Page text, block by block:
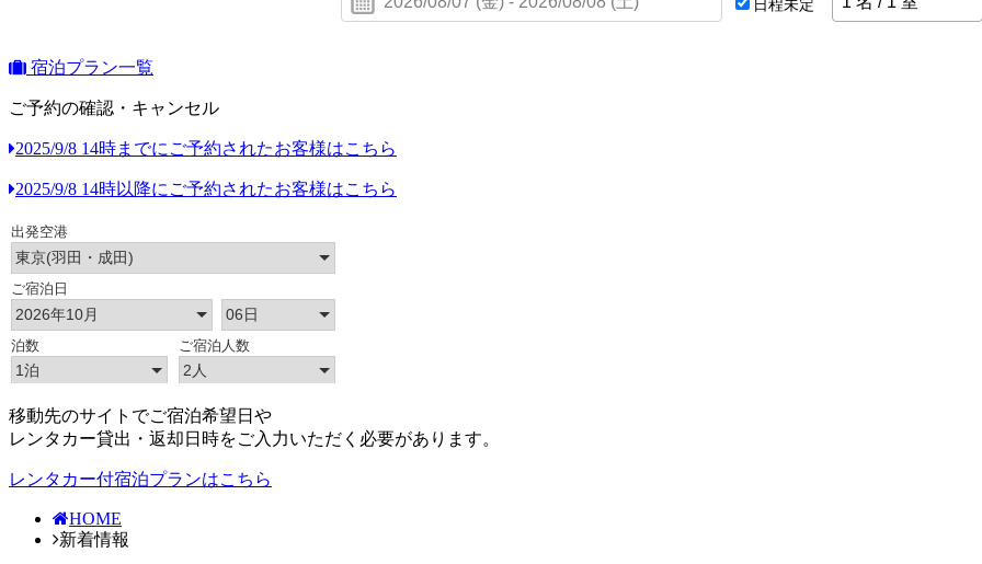
日程未定
宿泊プラン一覧
ご予約の確認・キャンセル
2025/9/8 14時までにご予約されたお客様はこちら
2025/9/8 14時以降にご予約されたお客様はこちら
移動先のサイトでご宿泊希望日や
レンタカー貸出・返却日時をご入力いただく必要があります。
レンタカー付宿泊プランはこちら
HOME
新着情報